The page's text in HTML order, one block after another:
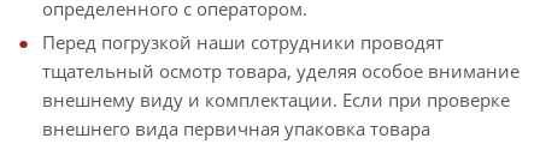
определенного с оператором.
Перед погрузкой наши сотрудники проводят
тщательный осмотр товара, уделяя особое внимание
внешнему виду и комплектации. Если при проверке
внешнего вида первичная упаковка товара